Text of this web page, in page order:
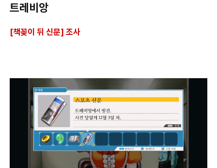
트레비앙
[책꽂이 뒤 신문] 조사